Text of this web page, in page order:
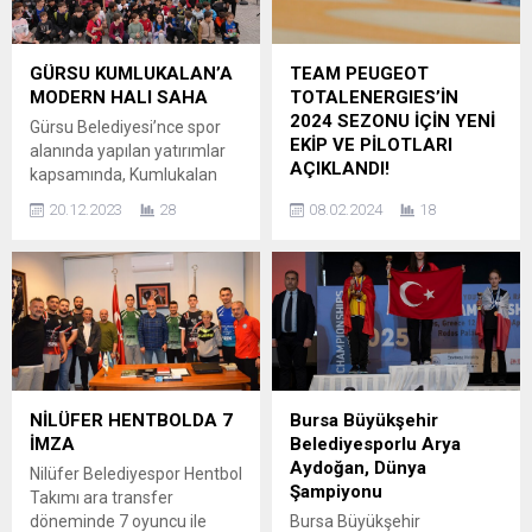
(BAL) mücadele eden
Nilüfer Belediye Futbol Spor
Kulübü (FSK), 8. hafta
maçında Altınova
Nilüfer Belediyesi İbrahim...
görkemli bir törenle
kupalarını aldı. Yüzlerce
yelkenin denize açılmasıyla
birlikte muhteşem bir görsel
şova dönüşen yarışlar,
Marmaris’in eşsiz
kıyılarından verilen ilk startla
heyecan doruklara
ulaşırken, yelkenlerin...
GÜRSU KUMLUKALAN’A
MODERN HALI SAHA
Gürsu Belediyesi’nce spor
alanında yapılan yatırımlar
kapsamında, Kumlukalan
düzenlenen törenle hizmete
araziyi kapsayan tesis, Türk
Standartları Enstitüsü ve
Türkiye Futbol Federasyonu
standartlarına uygun şekilde
inşa edildi. Dört bölümden
oluşan soyunma odaları ile
hem Kumlukalan’ın hem de
civar mahallelerin spor
tesis,...
20.12.2023 28
TEAM PEUGEOT
TOTALENERGIES’İN
2024 SEZONU İÇİN YENİ
EKİP VE PİLOTLARI
AÇIKLANDI!
TotalEnergies, 2024 FIA
Şampiyonası’nda (WEC)
yarışacak yeni ekip ve
pilotlarını açıkladı. Yeni
sezonda 93 numaralı
PEUGEOT 9X8’de Mikkel
Jensen, Nico Müller ve
Jean-Eric Vergne bir araya
gelecek. 94 numaralı araçta
ise Paul Di Resta, Loïc Duval
ve Stoffel Vandoorne,
pilotluk yapacak. 2024 FIA
08.02.2024 18
NİLÜFER HENTBOLDA 7
İMZA
Nilüfer Belediyespor Hentbol
Takımı ara transfer
döneminde 7 oyuncu ile
Bursa Büyükşehir
Belediyesporlu Arya
Aydoğan, Dünya
Şampiyonu
Bursa Büyükşehir